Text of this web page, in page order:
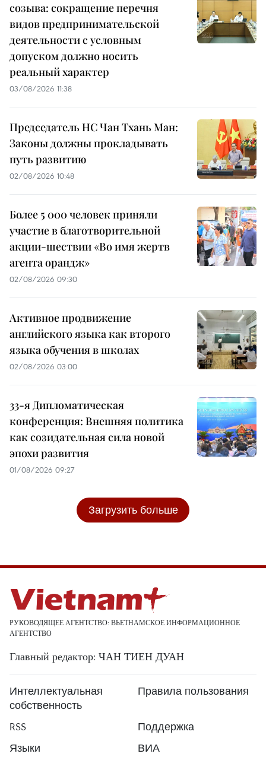
созыва: сокращение перечня
видов предпринимательской
деятельности с условным
допуском должно носить
реальный характер
03/08/2026 11:38
Председатель НС Чан Тхань Ман:
Законы должны прокладывать
путь развитию
02/08/2026 10:48
Более 5 000 человек приняли
участие в благотворительной
акции-шествии «Во имя жертв
агента орандж»
02/08/2026 09:30
Активное продвижение
английского языка как второго
языка обучения в школах
02/08/2026 03:00
33-я Дипломатическая
конференция: Внешняя политика
как созидательная сила новой
эпохи развития
01/08/2026 09:27
Загрузить больше
РУКОВОДЯЩЕЕ АГЕНТСТВО: ВЬЕТНАМСКОЕ ИНФОРМАЦИОННОЕ
АГЕНТСТВО
Главный редактор: ЧАН ТИЕН ДУАН
Интеллектуальная
собственность
Правила пользования
RSS
Поддержка
Языки
ВИА